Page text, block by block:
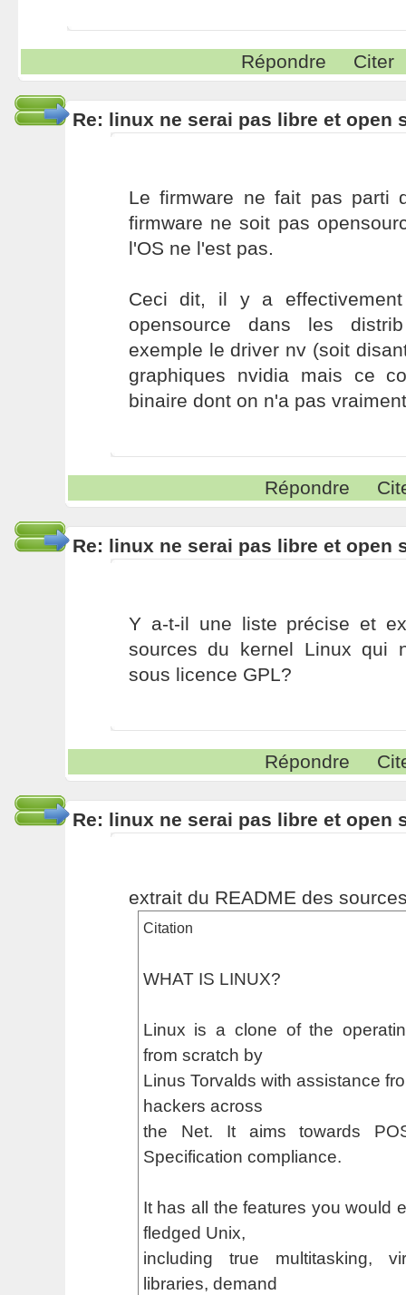
Répondre Citer
Re: linux ne serai pas libre et open
Le firmware ne fait pas parti
firmware ne soit pas
l'OS ne l'est pas.
Ceci dit, il y a
opensource dans les
exemple le driver nv (soit
graphiques nvidia mais ce
binaire dont on n'a pas
Répondre
Re: linux ne serai pas libre et open
Y a-t-il une liste précise et
sources du kernel Linux qui
sous licence GPL?
Répondre
Re: linux ne serai pas libre et open
extrait du README des
Citation
WHAT IS LINUX?
Linux is a clone of the
from scratch by
Linus Torvalds with assistance
hackers across
the Net. It aims towards
Specification compliance.
It has all the features you would
fledged Unix,
including true multitasking,
libraries, demand